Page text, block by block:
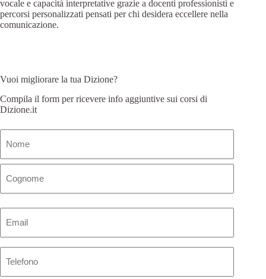
vocale e capacità interpretative grazie a docenti professionisti e
percorsi personalizzati pensati per chi desidera eccellere nella
comunicazione.
Vuoi migliorare la tua Dizione?
Compila il form per ricevere info aggiuntive sui corsi di
Dizione.it